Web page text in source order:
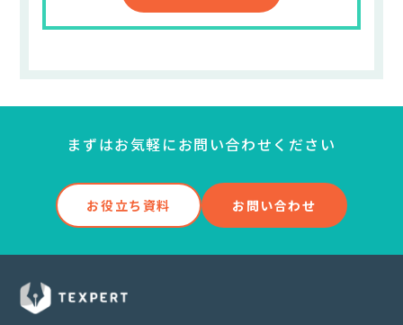
まずはお気軽にお問い合わせください
お役立ち資料 お問い合わせ